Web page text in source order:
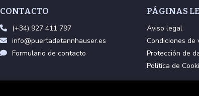
CONTACTO
(+34) 927 411 797
info@puertadetannhauser.es
Formulario de contacto
PÁGINAS
Aviso legal
Condiciones de
Protección de
Política de